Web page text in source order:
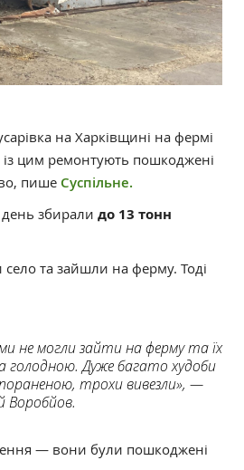
на Харківщині на фермі
цим ремонтують пошкоджені
пише Суспільне.
збирали до 13 тонн
село та зайшли на ферму. Тоді
не могли зайти на ферму та їх
Дуже багато худоби
трохи вивезли», —
Воробйов.
— вони були пошкоджені